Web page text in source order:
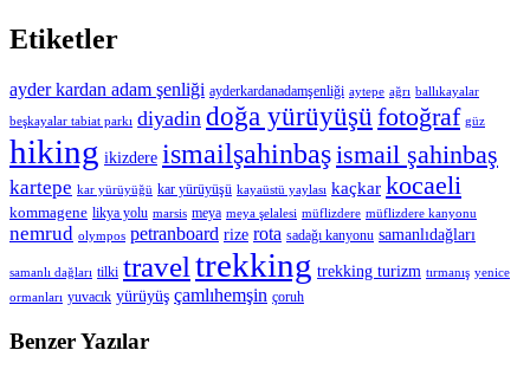
Etiketler
ayder kardan adam şenliği ayderkardanadamşenliği aytepe ağrı ballıkayalar
beşkayalar tabiat parkı diyadin doğa yürüyüşü fotoğraf güz
hiking ikizdere ismailşahinbaşismail şahinbaş
kartepe kar yürüyüğü kar yürüyüşü kayaüstü yaylası kaçkar kocaeli
kommagene likya yolu marsis meya meya şelalesi müflizdere müflizdere kanyonu
nemrud olympos petranboard rize rota sadağı kanyonu samanlıdağları
samanlı dağları tilki travel trekking trekking turizm tırmanış yenice
ormanları yuvacık yürüyüş çamlıhemşin çoruh
Benzer Yazılar